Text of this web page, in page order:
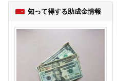
知って得する助成金情報